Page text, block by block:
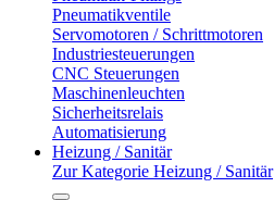
Pneumatikventile
Servomotoren / Schrittmotoren
Industriesteuerungen
CNC Steuerungen
Maschinenleuchten
Sicherheitsrelais
Automatisierung
Heizung / Sanitär
Zur Kategorie Heizung / Sanitär